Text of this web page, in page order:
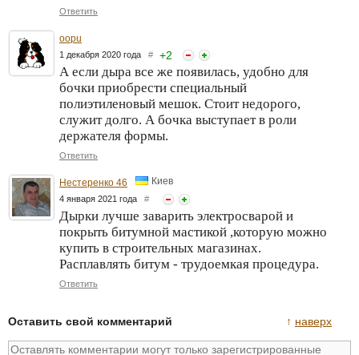
Ответить
oopu
1 декабря 2020 года # +2
А если дыра все же появилась, удобно для
бочки приобрести специальный
полиэтиленовый мешок. Стоит недорого,
служит долго. А бочка выступает в роли
держателя формы.
Ответить
Нестеренко 46 Киев
4 января 2021 года #
Дырки лучше заварить электросварой и
покрыть битумной мастикой ,которую можно
купить в строительных магазинах.
Расплавлять битум - трудоемкая процедура.
Ответить
↑ наверх
Оставить свой комментарий